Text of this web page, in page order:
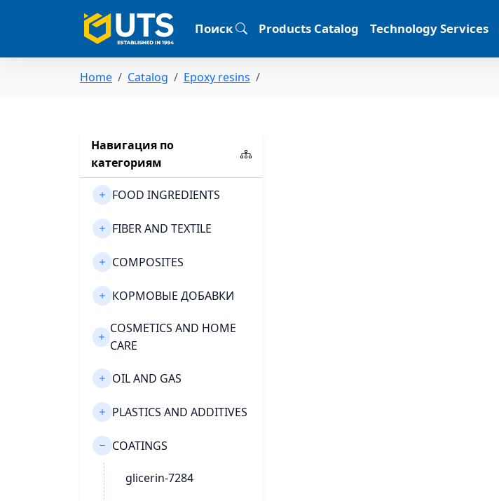
Поиск Products Catalog Technology Services
Home Catalog Epoxy resins
Навигация по
категориям
FOOD INGREDIENTS
FIBER AND TEXTILE
COMPOSITES
КОРМОВЫЕ ДОБАВКИ
COSMETICS AND HOME
CARE
OIL AND GAS
PLASTICS AND ADDITIVES
COATINGS
glicerin-7284